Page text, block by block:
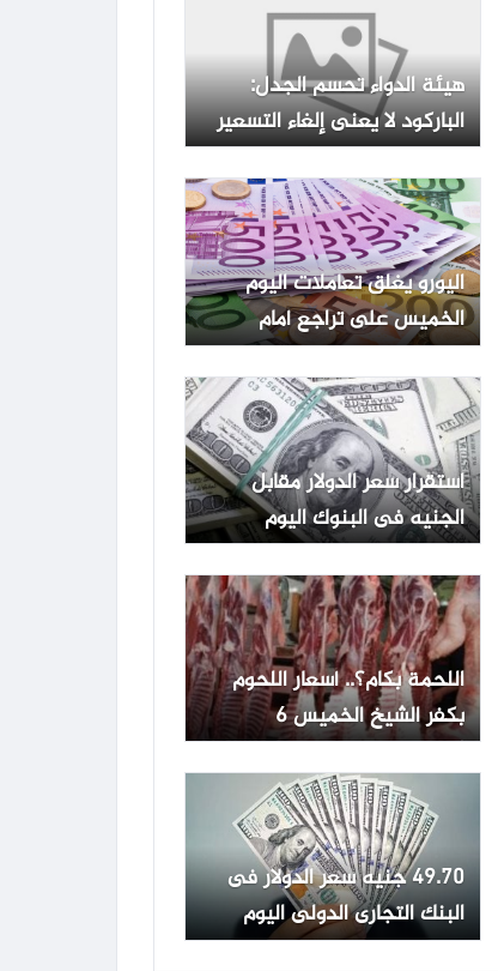
هيئة الدواء تحسم الجدل:
الباركود لا يعنى إلغاء التسعير
الجبري.. ياسين رجائى: السعر
المطبوع على عبوة الدواء
سيبقى مدونًا بشكل واضح ولن
يُحذف.. وإطلاق المرحلة الثانية
من نظام التتبع الدوائي لتشمل
12 ألف صنف محلي
اليورو يغلق تعاملات اليوم
الخميس على تراجع أمام
الجنيه بالبنوك المصرية
استقرار سعر الدولار مقابل
الجنيه فى البنوك اليوم
الخميس
اللحمة بكام؟.. أسعار اللحوم
بكفر الشيخ الخميس 6
أغسطس 2026
49.70 جنيه سعر الدولار فى
البنك التجارى الدولى اليوم
الخميس